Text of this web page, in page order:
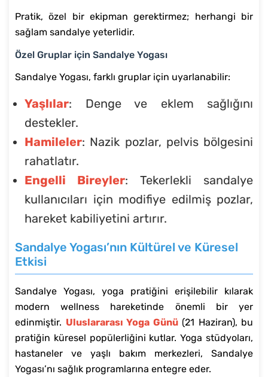
Pratik, özel bir ekipman gerektirmez; herhangi bir
sağlam sandalye yeterlidir.
Özel Gruplar için Sandalye Yogası
Sandalye Yogası, farklı gruplar için uyarlanabilir:
Yaşlılar: Denge ve eklem sağlığını
destekler.
Hamileler: Nazik pozlar, pelvis bölgesini
rahatlatır.
Engelli Bireyler: Tekerlekli sandalye
kullanıcıları için modifiye edilmiş pozlar,
hareket kabiliyetini artırır.
Sandalye Yogası’nın Kültürel ve Küresel
Etkisi
Sandalye Yogası, yoga pratiğini erişilebilir kılarak
modern wellness hareketinde önemli bir yer
edinmiştir. Uluslararası Yoga Günü(21 Haziran), bu
pratiğin küresel popülerliğini kutlar. Yoga stüdyoları,
hastaneler ve yaşlı bakım merkezleri, Sandalye
Yogası’nı sağlık programlarına entegre eder.